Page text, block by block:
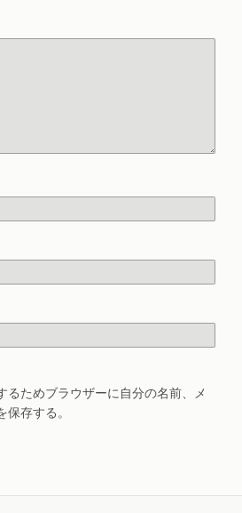
るためブラウザーに自分の名前、メ
存する。